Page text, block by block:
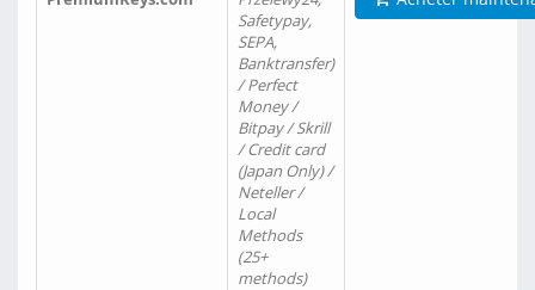
Safetypay,
SEPA,
Banktransfer)
/ Perfect
Money /
Bitpay / Skrill
/ Credit card
(Japan Only) /
Neteller /
Local
Methods
(25+
methods)